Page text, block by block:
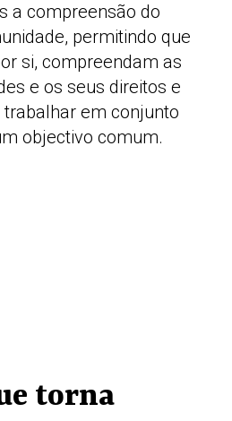
a compreensão do
permitindo que
si, compreendam as
e os seus direitos e
em conjunto
objectivo comum.
torna